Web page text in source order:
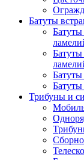
Батуты
Трибуны и